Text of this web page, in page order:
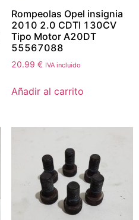
Rompeolas Opel insignia
2010 2.0 CDTI 130CV
Tipo Motor A20DT
55567088
20.99 € IVA incluido
Añadir al carrito